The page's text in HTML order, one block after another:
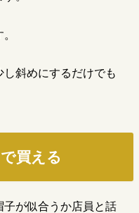
斜めにするだけでも
買える
が似合うか店員と話